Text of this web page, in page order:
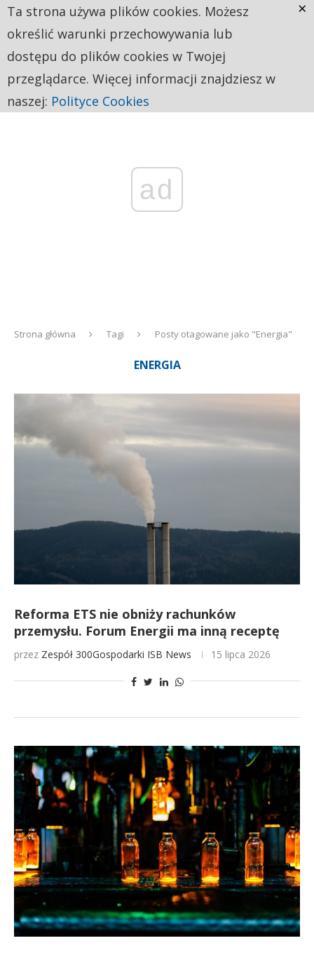
ad
Strona główna Tagi Posty otagowane jako "Energia"
ENERGIA
Reforma ETS nie obniży rachunków
przemysłu. Forum Energii ma inną receptę
przez Zespół 300Gospodarki ISB News 15 lipca 2026
Ta strona używa plików cookies. Możesz
określić warunki przechowywania lub
dostępu do plików cookies w Twojej
przeglądarce. Więcej informacji znajdziesz w
naszej: Polityce Cookies
×